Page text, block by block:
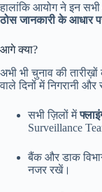
हालांकि आयोग ने इन
ठोस जानकारी के आधार
आगे क्या?
अभी भी चुनाव की
वाले दिनों में निगरानी
सभी ज़िलों में
Surveillance
बैंक और डाक
नजर रखें।